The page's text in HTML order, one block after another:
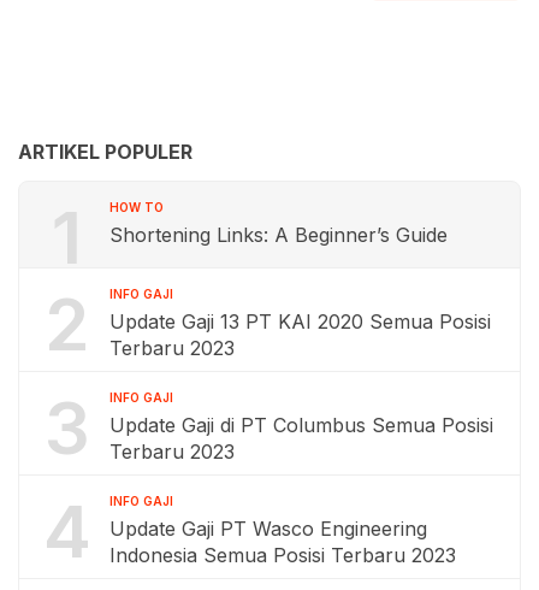
ARTIKEL POPULER
1 HOW TO
Shortening Links: A Beginner’s Guide
2 INFO GAJI
Update Gaji 13 PT KAI 2020 Semua Posisi
Terbaru 2023
3 INFO GAJI
Update Gaji di PT Columbus Semua Posisi
Terbaru 2023
4 INFO GAJI
Update Gaji PT Wasco Engineering
Indonesia Semua Posisi Terbaru 2023